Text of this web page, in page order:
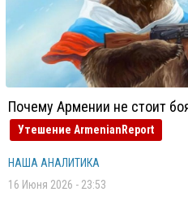
Почему Армении не стоит
Утешение ArmenianReport
НАША АНАЛИТИКА
16 Июня 2026 - 23:53